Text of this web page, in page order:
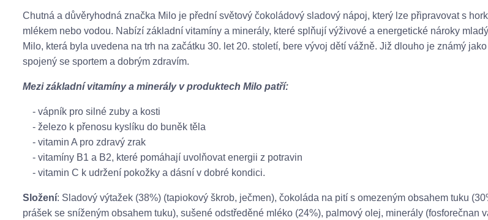
Chutná a důvěryhodná značka Milo je přední světový čokoládový sladový nápoj, který lze připravovat s
mlékem nebo vodou. Nabízí základní vitamíny a minerály, které splňují výživové a energetické nároky
Milo, která byla uvedena na trh na začátku 30. let 20. století, bere vývoj dětí vážně. Již dlouho je známý
spojený se sportem a dobrým zdravím.
Mezi základní vitamíny a minerály v produktech Milo patří:
- vápník pro silné zuby a kosti
- železo k přenosu kyslíku do buněk těla
- vitamin A pro zdravý zrak
- vitamíny B1 a B2, které pomáhají uvolňovat energii z potravin
- vitamin C k udržení pokožky a dásní v dobré kondici.
Složení: Sladový výtažek (38%) (tapiokový škrob, ječmen), čokoláda na pití s omezeným obsahem tuku
prášek se sníženým obsahem tuku), sušené odstředěné mléko (24%), palmový olej, minerály (fosforečnan